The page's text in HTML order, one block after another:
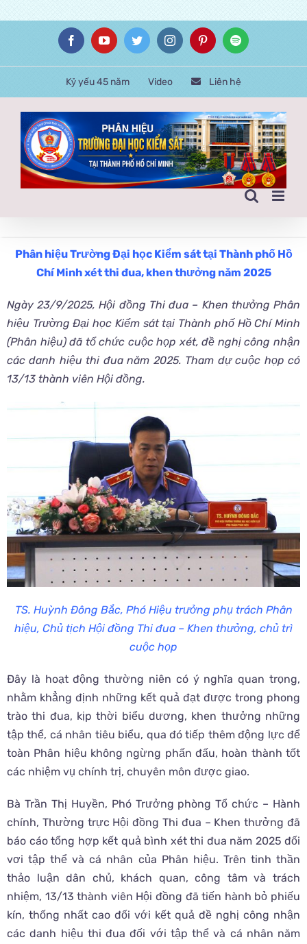
content
FacebookYouTubeTwitterInstagramPinterestSpotify
Kỷ yếu 45 năm Video Liên hệ
Phân hiệu Trường Đại học Kiểm sát tại Thành phố Hồ
Chí Minhxét thi đua, khen thưởng năm 2025
Ngày 23/9/2025, Hội đồng Thi đua – Khen thưởng Phân
hiệu Trường Đại học Kiểm sát tại Thành phố Hồ Chí Minh
(Phân hiệu) đã tổ chức cuộc họp xét, đề nghị công nhận
các danh hiệu thi đua năm 2025. Tham dự cuộc họp có
13/13 thành viên Hội đồng.
TS. Huỳnh Đông Bắc, Phó Hiệu trưởng phụ trách Phân
hiệu, Chủ tịch Hội đồng Thi đua – Khen thưởng, chủ trì
cuộc họp
Đây là hoạt động thường niên có ý nghĩa quan trọng,
nhằm khẳng định những kết quả đạt được trong phong
trào thi đua, kịp thời biểu dương, khen thưởng những
tập thể, cá nhân tiêu biểu, qua đó tiếp thêm động lực để
toàn Phân hiệu không ngừng phấn đấu, hoàn thành tốt
các nhiệm vụ chính trị, chuyên môn được giao.
Bà Trần Thị Huyền, Phó Trưởng phòng Tổ chức – Hành
chính, Thường trực Hội đồng Thi đua – Khen thưởng đã
báo cáo tổng hợp kết quả bình xét thi đua năm 2025 đối
vơi tập thể và cá nhân của Phân hiệu. Trên tinh thần
thảo luận dân chủ, khách quan, công tâm và trách
nhiệm, 13/13 thành viên Hội đồng đã tiến hành bỏ phiếu
kín, thống nhất cao đối với kết quả đề nghị công nhận
các danh hiệu thi đua đối với tập thể và cá nhân năm